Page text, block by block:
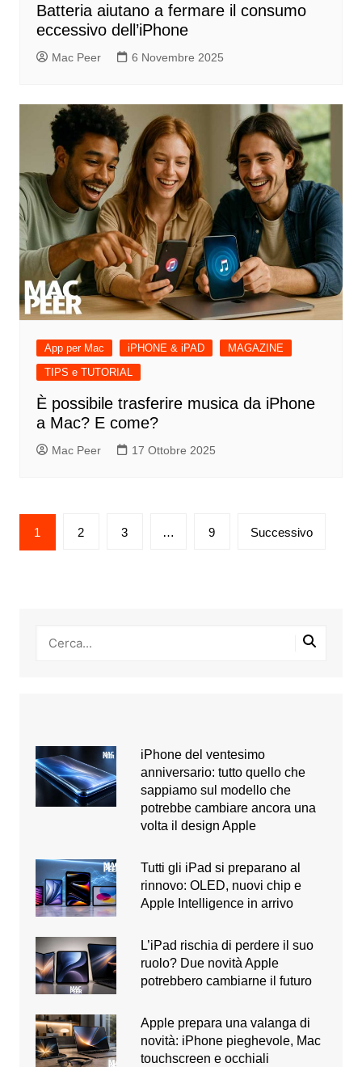
Batteria aiutano a fermare il consumo
eccessivo dell’iPhone
Mac Peer 6 Novembre 2025
App per Mac iPHONE & iPAD
MAGAZINE
TIPS e TUTORIAL
È possibile trasferire musica da iPhone
a Mac? E come?
Mac Peer 17 Ottobre 2025
Paginazione
degli
1 2 3 … 9 Successivo
iPhone del ventesimo
anniversario: tutto quello che
sappiamo sul modello che
potrebbe cambiare ancora una
volta il design Apple
Tutti gli iPad si preparano al
rinnovo: OLED, nuovi chip e
Apple Intelligence in arrivo
L’iPad rischia di perdere il suo
ruolo? Due novità Apple
potrebbero cambiarne il futuro
Apple prepara una valanga di
novità: iPhone pieghevole, Mac
touchscreen e occhiali